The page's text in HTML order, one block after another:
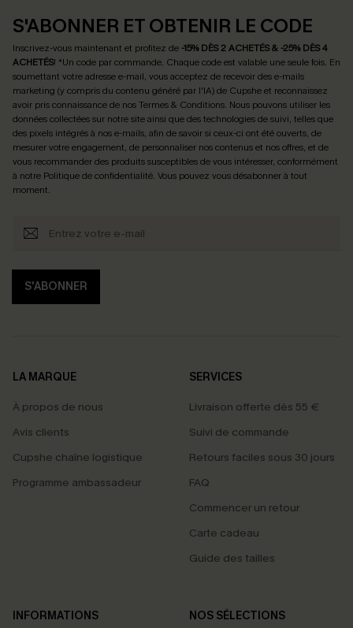
S'ABONNER ET OBTENIR LE CODE
Inscrivez-vous maintenant et profitez de -15% DÈS 2 ACHETÉS & -25% DÈS 4
ACHETÉS! *Un code par commande. Chaque code est valable une seule fois. En
soumettant votre adresse e-mail, vous acceptez de recevoir des e-mails
marketing (y compris du contenu généré par l'IA) de Cupshe et reconnaissez
avoir pris connaissance de nosTermes & Conditions. Nous pouvons utiliser les
données collectées sur notre site ainsi que des technologies de suivi, telles que
des pixels intégrés à nos e-mails, afin de savoir si ceux-ci ont été ouverts, de
mesurer votre engagement, de personnaliser nos contenus et nos offres, et de
vous recommander des produits susceptibles de vous intéresser, conformément
à notre Politique de confidentialité. Vous pouvez vous désabonner à tout
moment.
S'ABONNER
LA MARQUE
À propos de nous
Avis clients
Cupshe chaîne logistique
Programme ambassadeur
SERVICES
Livraison offerte dès 55 €
Suivi de commande
Retours faciles sous 30 jours
FAQ
Commencer un retour
Carte cadeau
Guide des tailles
INFORMATIONS
NOS SÉLECTIONS
PROFITEZ DE -15%